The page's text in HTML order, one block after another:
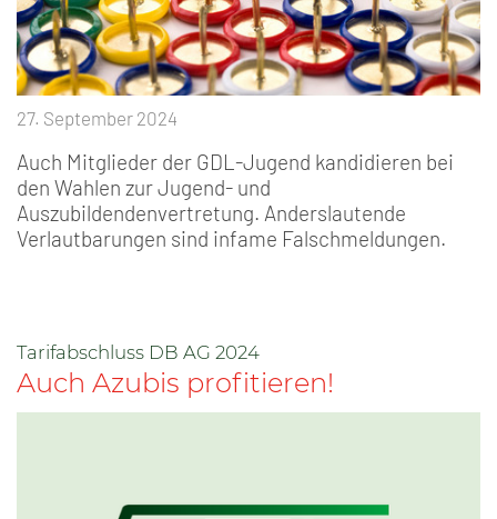
27. September 2024
Auch Mitglieder der GDL-Jugend kandidieren bei
den Wahlen zur Jugend- und
Auszubildendenvertretung. Anderslautende
Verlautbarungen sind infame Falschmeldungen.
Tarifabschluss DB AG 2024
Auch Azubis profitieren!